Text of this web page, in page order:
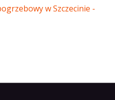
w Szczecinie -